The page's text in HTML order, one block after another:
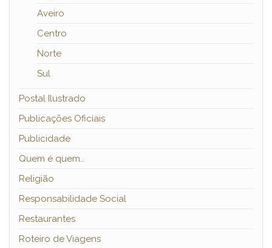
Aveiro
Centro
Norte
Sul
Postal Ilustrado
Publicações Oficiais
Publicidade
Quem é quem…
Religião
Responsabilidade Social
Restaurantes
Roteiro de Viagens